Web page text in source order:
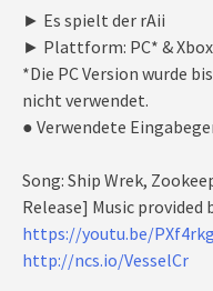
► Es spielt der rAii
► Plattform: PC* & Xbox
*Die PC Version wurde
nicht verwendet.
● Verwendete
Song: Ship Wrek,
Release] Music provided
https://youtu.be/
http://ncs.io/VesselCr